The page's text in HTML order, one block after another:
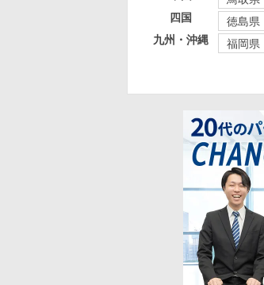
四国
徳島県
九州・沖縄
福岡県